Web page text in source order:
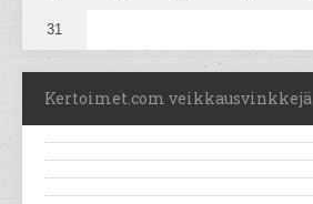
31
Kertoimet.com veikkausvinkkejä